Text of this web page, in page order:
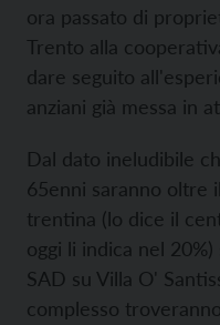
ora passato di
Trento alla
dare seguito
anziani già messa in
Dal dato ineludibile
65enni saranno oltre
trentina (lo dice il
oggi li indica nel
SAD su Villa O'
complesso